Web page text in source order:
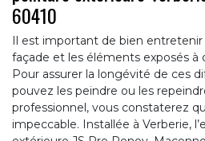
60410
Il est important de bien entretenir
façade et les éléments exposés
Pour assurer la longévité de ces
pouvez les peindre ou les
professionnel, vous constaterez
impeccable. Installée à Verberie,